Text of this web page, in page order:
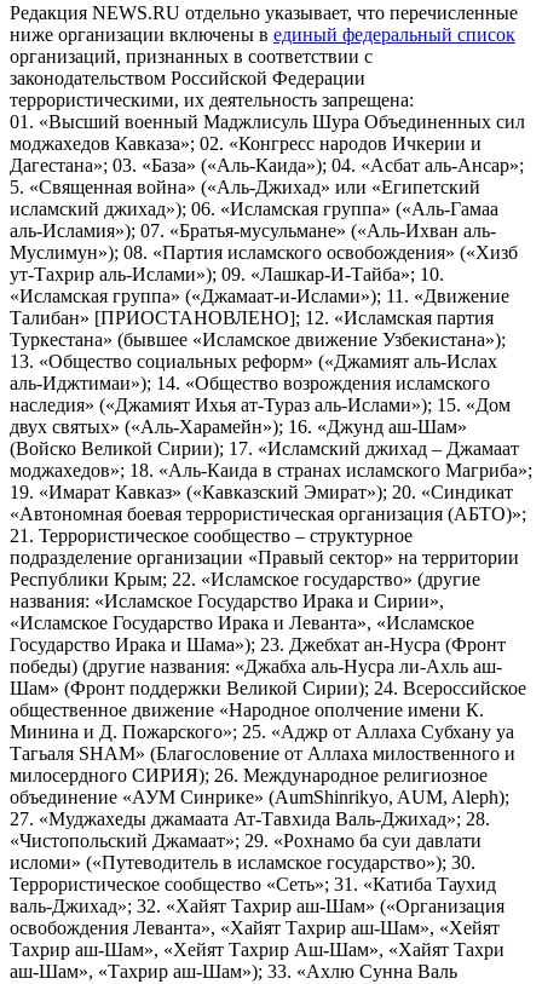
Редакция NEWS.RU отдельно указывает, что перечисленные
ниже организации включены в единый федеральный список
организаций, признанных в соответствии с
законодательством Российской Федерации
террористическими, их деятельность запрещена:
01. «Высший военный Маджлисуль Шура Объединенных сил
моджахедов Кавказа»; 02. «Конгресс народов Ичкерии и
Дагестана»; 03. «База» («Аль-Каида»); 04. «Асбат аль-Ансар»;
5. «Священная война» («Аль-Джихад» или «Египетский
исламский джихад»); 06. «Исламская группа» («Аль-Гамаа
аль-Исламия»); 07. «Братья-мусульмане» («Аль-Ихван аль-
Муслимун»); 08. «Партия исламского освобождения» («Хизб
ут-Тахрир аль-Ислами»); 09. «Лашкар-И-Тайба»; 10.
«Исламская группа» («Джамаат-и-Ислами»); 11. «Движение
Талибан» [ПРИОСТАНОВЛЕНО]; 12. «Исламская партия
Туркестана» (бывшее «Исламское движение Узбекистана»);
13. «Общество социальных реформ» («Джамият аль-Ислах
аль-Иджтимаи»); 14. «Общество возрождения исламского
наследия» («Джамият Ихья ат-Тураз аль-Ислами»); 15. «Дом
двух святых» («Аль-Харамейн»); 16. «Джунд аш-Шам»
(Войско Великой Сирии); 17. «Исламский джихад – Джамаат
моджахедов»; 18. «Аль-Каида в странах исламского Магриба»;
19. «Имарат Кавказ» («Кавказский Эмират»); 20. «Синдикат
«Автономная боевая террористическая организация (АБТО)»;
21. Террористическое сообщество – структурное
подразделение организации «Правый сектор» на территории
Республики Крым; 22. «Исламское государство» (другие
названия: «Исламское Государство Ирака и Сирии»,
«Исламское Государство Ирака и Леванта», «Исламское
Государство Ирака и Шама»); 23. Джебхат ан-Нусра (Фронт
победы) (другие названия: «Джабха аль-Нусра ли-Ахль аш-
Шам» (Фронт поддержки Великой Сирии); 24. Всероссийское
общественное движение «Народное ополчение имени К.
Минина и Д. Пожарского»; 25. «Аджр от Аллаха Субхану уа
Тагьаля SHAM» (Благословение от Аллаха милоственного и
милосердного СИРИЯ); 26. Международное религиозное
объединение «АУМ Синрике» (AumShinrikyo, AUM, Aleph);
27. «Муджахеды джамаата Ат-Тавхида Валь-Джихад»; 28.
«Чистопольский Джамаат»; 29. «Рохнамо ба суи давлати
исломи» («Путеводитель в исламское государство»); 30.
Террористическое сообщество «Сеть»; 31. «Катиба Таухид
валь-Джихад»; 32. «Хайят Тахрир аш-Шам» («Организация
освобождения Леванта», «Хайят Тахрир аш-Шам», «Хейят
Тахрир аш-Шам», «Хейят Тахрир Аш-Шам», «Хайят Тахри
аш-Шам», «Тахрир аш-Шам»); 33. «Ахлю Сунна Валь